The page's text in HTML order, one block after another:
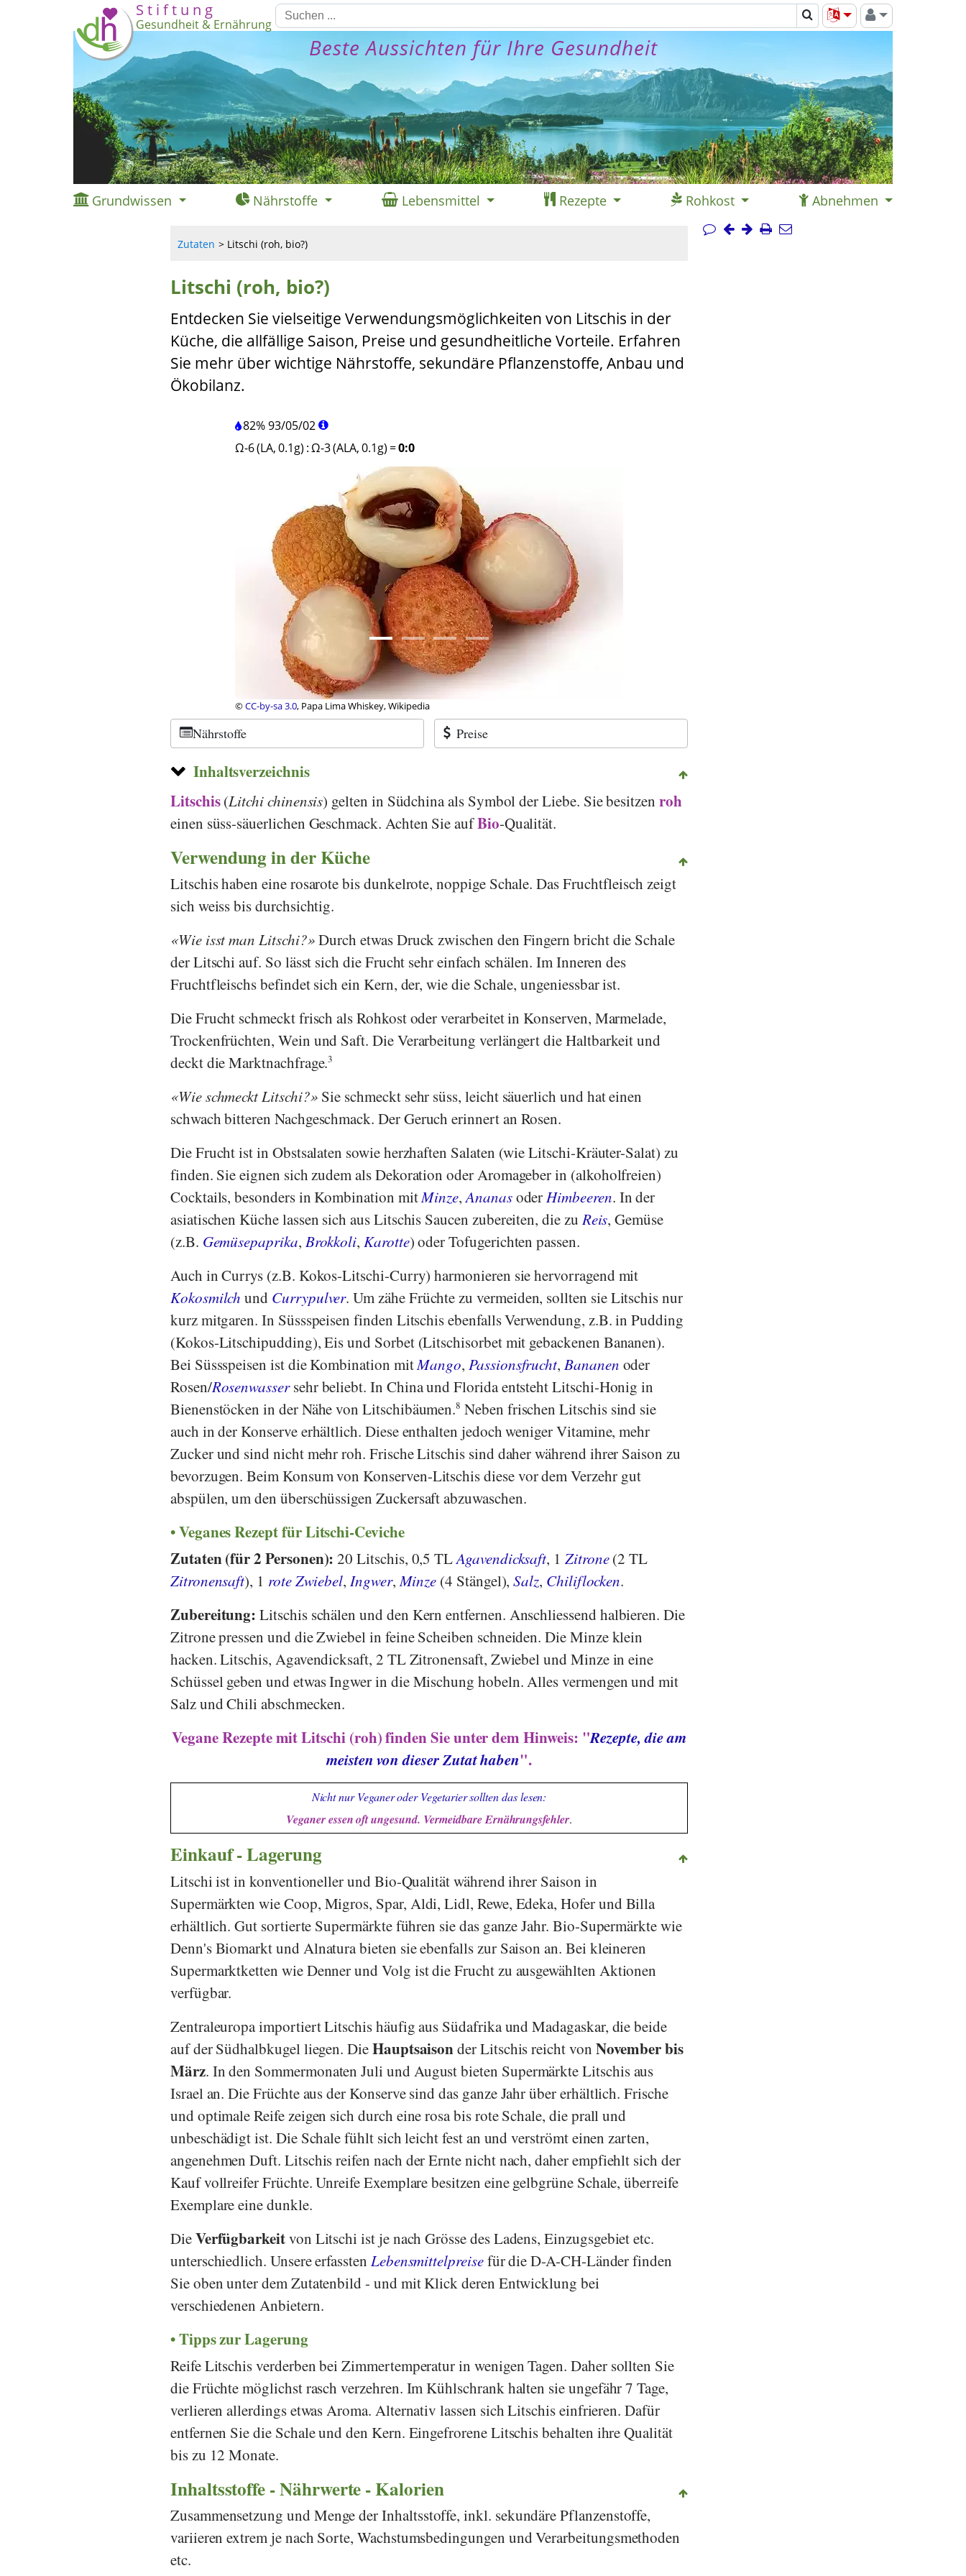
S t i f t u n g
Gesundheit & Ernährung
Beste Aussichten für Ihre Gesundheit
Grundwissen Nährstoffe Lebensmittel Rezepte Rohkost Abnehmen
Zutaten Litschi (roh, bio?)
Litschi (roh, bio?)
Entdecken Sie vielseitige Verwendungsmöglichkeiten von Litschis in der
Küche, die allfällige Saison, Preise und gesundheitliche Vorteile. Erfahren
Sie mehr über wichtige Nährstoffe, sekundäre Pflanzenstoffe, Anbau und
Ökobilanz.
82%93/05/02
Ω-6 (LA, 0.1g) :Ω-3 (ALA, 0.1g) =0:0
©CC-by-sa 2.0, Michael Weber, Stiftung Gesundheit und Ernährung Schweiz
Nährstoffe Preise
Inhaltsverzeichnis
Litschis(Litchi chinensis) gelten in Südchina als Symbol der Liebe. Sie besitzen roh
einen süss-säuerlichen Geschmack. Achten Sie aufBio-Qualität.
Verwendung in der Küche
Litschis haben eine rosarote bis dunkelrote, noppige Schale. Das Fruchtfleisch zeigt
sich weiss bis durchsichtig.
Wie isst man Litschi? Durch etwas Druck zwischen den Fingern bricht die Schale
der Litschi auf. So lässt sich die Frucht sehr einfach schälen. Im Inneren des
Fruchtfleischs befindet sich ein Kern, der, wie die Schale, ungeniessbar ist.
Die Frucht schmeckt frisch als Rohkost oder verarbeitet in Konserven, Marmelade,
Trockenfrüchten, Wein und Saft. Die Verarbeitung verlängert die Haltbarkeit und
deckt die Marktnachfrage.3
Wie schmeckt Litschi?
Sie schmeckt sehr süss, leicht säuerlich und hat einen
schwach bitteren Nachgeschmack. Der Geruch erinnert an Rosen.
Die Frucht ist in Obstsalaten sowie herzhaften Salaten (wie Litschi-Kräuter-Salat) zu
finden. Sie eignen sich zudem als Dekoration oder Aromageber in (alkoholfreien)
Cocktails, besonders in Kombination mitMinze,AnanasoderHimbeeren. In der
asiatischen Küche lassen sich aus Litschis Saucen zubereiten, die zuReis, Gemüse
(z.B. Gemüsepaprika, Brokkoli,Karotte) oder Tofugerichten passen.
Auch in Currys (z.B. Kokos-Litschi-Curry) harmonieren sie hervorragend mit
Kokosmilch und Currypulver. Um zähe Früchte zu vermeiden, sollten sie Litschis nur
kurz mitgaren. In Süssspeisen finden Litschis ebenfalls Verwendung, z.B. in Pudding
(Kokos-Litschipudding), Eis und Sorbet (Litschisorbet mit gebackenen Bananen).
Bei Süssspeisen ist die Kombination mitMango,Passionsfrucht,Bananen oder
Rosen/Rosenwassersehr beliebt. In China und Florida entsteht Litschi-Honig in
Bienenstöcken in der Nähe von Litschibäumen.8 Neben frischen Litschis sind sie
auch in der Konserve erhältlich. Diese enthalten jedoch weniger Vitamine, mehr
Zucker und sind nicht mehr roh. Frische Litschis sind daher während ihrer Saison zu
bevorzugen. Beim Konsum von Konserven-Litschis diese vor dem Verzehr gut
abspülen, um den überschüssigen Zuckersaft abzuwaschen.
Veganes Rezept für Litschi-Ceviche
Zutaten (für 2 Personen):20 Litschis, 0,5 TLAgavendicksaft, 1 Zitrone(2 TL
Zitronensaft), 1 rote Zwiebel,Ingwer,Minze (4 Stängel),Salz, Chiliflocken.
Zubereitung:Litschis schälen und den Kern entfernen. Anschliessend halbieren. Die
Zitrone pressen und die Zwiebel in feine Scheiben schneiden. Die Minze klein
hacken. Litschis, Agavendicksaft, 2 TL Zitronensaft, Zwiebel und Minze in eine
Schüssel geben und etwas Ingwer in die Mischung hobeln. Alles vermengen und mit
Salz und Chili abschmecken.
Vegane Rezepte mit Litschi (roh) finden Sie unter dem Hinweis: "Rezepte, die am
meisten von dieser Zutat haben".
Nicht nur Veganer oder Vegetarier sollten das lesen:
Veganer essen oft ungesund. Vermeidbare Ernährungsfehler.
Einkauf - Lagerung
Litschi ist in konventioneller und Bio-Qualität während ihrer Saison in
Supermärkten wieCoop, Migros, Spar, Aldi,Lidl, Rewe, Edeka,Hoferund Billa
erhältlich. Gut sortierte Supermärkte führen sie das ganze Jahr. Bio-Supermärkte wie
Denn's Biomarktund Alnaturabieten sie ebenfalls zur Saison an. Bei kleineren
Supermarktketten wieDennerund Volg ist die Frucht zu ausgewählten Aktionen
verfügbar.
Zentraleuropa importiert Litschis häufig aus Südafrika und Madagaskar, die beide
auf der Südhalbkugel liegen. DieHauptsaisonder Litschis reicht von November bis
März. In den Sommermonaten Juli und August bieten Supermärkte Litschis aus
Israel an. Die Früchte aus der Konserve sind das ganze Jahr über erhältlich. Frische
und optimale Reife zeigen sich durch eine rosa bis rote Schale, die prall und
unbeschädigt ist. Die Schale fühlt sich leicht fest an und verströmt einen zarten,
angenehmen Duft. Litschis reifen nach der Ernte nicht nach, daher empfiehlt sich der
Kauf vollreifer Früchte. Unreife Exemplare besitzen eine gelbgrüne Schale, überreife
Exemplare eine dunkle.
DieVerfügbarkeitvon Litschi ist je nach Grösse des Ladens, Einzugsgebiet etc.
unterschiedlich. Unsere erfassten Lebensmittelpreisefür die D-A-CH-Länder finden
Sie oben unter dem Zutatenbild - und mit Klick deren Entwicklung bei
verschiedenen Anbietern.
Tipps zur Lagerung
Reife Litschis verderben bei Zimmertemperatur in wenigen Tagen. Daher sollten Sie
die Früchte möglichst rasch verzehren. Im Kühlschrank halten sie ungefähr 7 Tage,
verlieren allerdings etwas Aroma. Alternativ lassen sich Litschis einfrieren. Dafür
entfernen Sie die Schale und den Kern. Eingefrorene Litschis behalten ihre Qualität
bis zu 12 Monate.
Inhaltsstoffe - Nährwerte - Kalorien
Zusammensetzung und Menge der Inhaltsstoffe, inkl. sekundäre Pflanzenstoffe,
variieren extrem je nach Sorte, Wachstumsbedingungen und Verarbeitungsmethoden
etc.